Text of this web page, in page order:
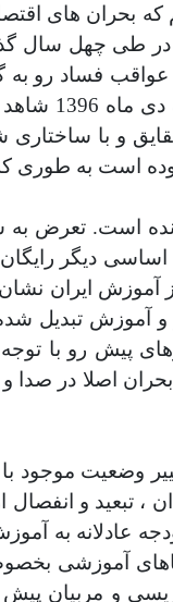
كه بحران های
طی چهل سال
فساد رو
حوزه آموزش و
و با
است به طوری
است. تعرض به
در ایران برخلاف اصل
آموزش ایران
و آموزش تبدیل
پیش رو با
اصلا در
وضعیت
، تبعيد و
عادلانه به
آموزشى
و مربیان پیش